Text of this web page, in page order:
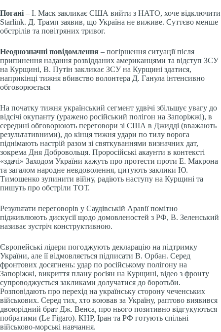
Погані – І. Маск закликає США вийти з НАТО, хоче відключити
Starlink. Д. Трамп заявив, що Україна не виживе. Суттєво менше
обстрілів та повітряних тривог.
Неоднозначні повідомлення – погіршення ситуації після
припинення надання розвідданих американцями та відступ ЗСУ
на Курщині, В. Путін закликає ЗСУ на Курщині здатися,
наприкінці тижня вбивство волонтера Д. Ганула інтенсивно
обговорюється
На початку тижня український сегмент удвічі збільшує увагу до
відсічі окупанту (уражено російський полігон на Запоріжжі), в
середині обговорюють переговори зі США в Джидді (вважають
результативними), до кінця тижня удари по тилу ворога
піднімають настрій разом зі святкуваннями визначних дат,
зокрема Дня Добровольця. Проросійські акаунти в контексті
«здачі» Заходом України кажуть про протести проти Е. Макрона
та загалом народне невдоволення, цитують заклики Ю.
Тимошенко зупинити війну, радіють наступу на Курщині та
пишуть про обстріли ТОТ.
Результати переговорів у Саудівській Аравії помітно
підживлюють дискусії щодо домовленостей з РФ, В. Зеленський
називає зустріч конструктивною.
Європейські лідери погоджують декларацію на підтримку
України, але її відмовляється підписати В. Орбан. Серед
фронтових досягнень: удар по російському полігону на
Запоріжжі, викриття плану росіян на Курщині, відео з фронту
супроводжується закликами долучатися до боротьби.
Розповідають про перехід на українську сторону чеченських
військових. Серед тих, хто воював за Україну, раптово виявився
двоюрідний брат Дж. Венса, про нього позитивно відгукуються
побратими (Le Figaro). КНР, Іран та РФ готують спільні
військово-морські навчання.